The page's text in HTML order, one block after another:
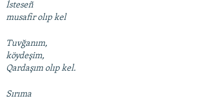
İsteseñ
musafir olıp kel
Tuvğanım,
köydeşim,
Qardaşım olıp kel.
Sırıma